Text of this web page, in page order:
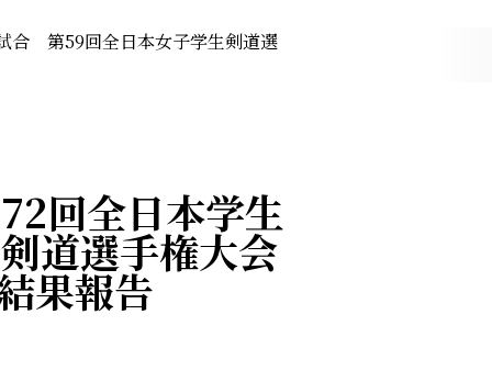
合 第59回全日本女子学生剣道選
回全日本学生
道選手権大会
果報告